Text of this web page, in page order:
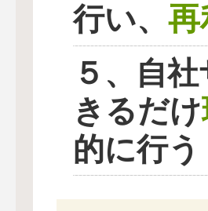
行い、 再
５、自
きるだけ
的に行う